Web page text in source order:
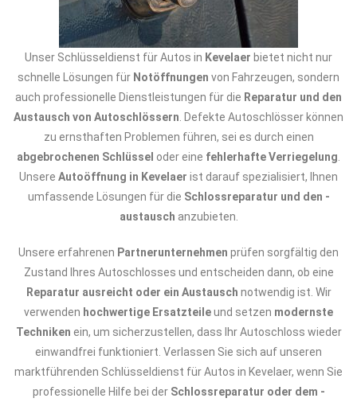
Unser Schlüsseldienst für Autos in Kevelaer bietet nicht nur
schnelle Lösungen für Notöffnungen von Fahrzeugen, sondern
auch professionelle Dienstleistungen für die Reparatur und den
Austausch von Autoschlössern . Defekte Autoschlösser können
zu ernsthaften Problemen führen, sei es durch einen
abgebrochenen Schlüssel oder eine fehlerhafte Verriegelung
Unsere Autoöffnung in Kevelaer ist darauf spezialisiert, Ihnen
umfassende Lösungen für die Schlossreparatur und den -
austausch anzubieten.
Unsere erfahrenen Partnerunternehmen prüfen sorgfältig den
Zustand Ihres Autoschlosses und entscheiden dann, ob eine
Reparatur ausreicht oder ein Austausch notwendig ist. Wir
verwenden hochwertige Ersatzteileund setzen modernste
Techniken ein, um sicherzustellen, dass Ihr Autoschloss wieder
einwandfrei funktioniert. Verlassen Sie sich auf unseren
marktführenden Schlüsseldienst für Autos in Kevelaer, wenn Sie
professionelle Hilfe bei der Schlossreparatur oder dem -